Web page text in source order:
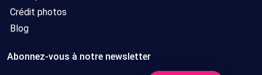
Crédit photos
Blog
Abonnez-vous à notre newsletter